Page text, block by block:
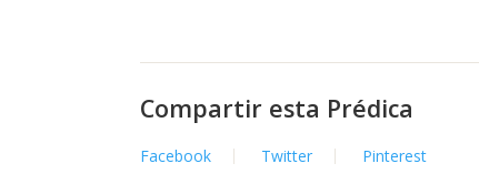
Compartir esta Prédica
Facebook Twitter Pinterest